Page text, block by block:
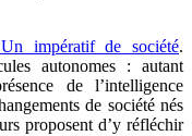
impératif de société.
autonomes : autant
de l’intelligence
de société nés
proposent d’y réfléchir